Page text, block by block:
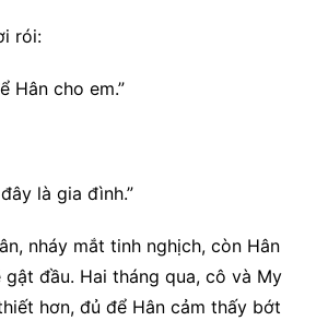
rói:
Hân cho em.”
là gia đình.”
nháy mắt tinh nghịch, còn Hân
đầu. Hai tháng qua, cô và My
hơn, đủ để Hân cảm thấy bớt